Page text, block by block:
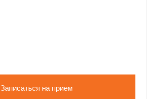
Записаться на прием